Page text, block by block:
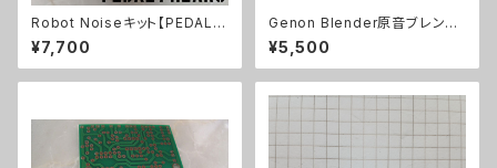
Robot Noiseキット【PEDAL F
REAKS】
¥7,700
Genon Blender原音ブレンド
キット【BASIC KIT】
¥5,500